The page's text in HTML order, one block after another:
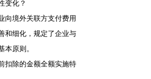
变化？
境外关联方支付费用
和细化，规定了企业与
原则。
扣除的金额全额实施特